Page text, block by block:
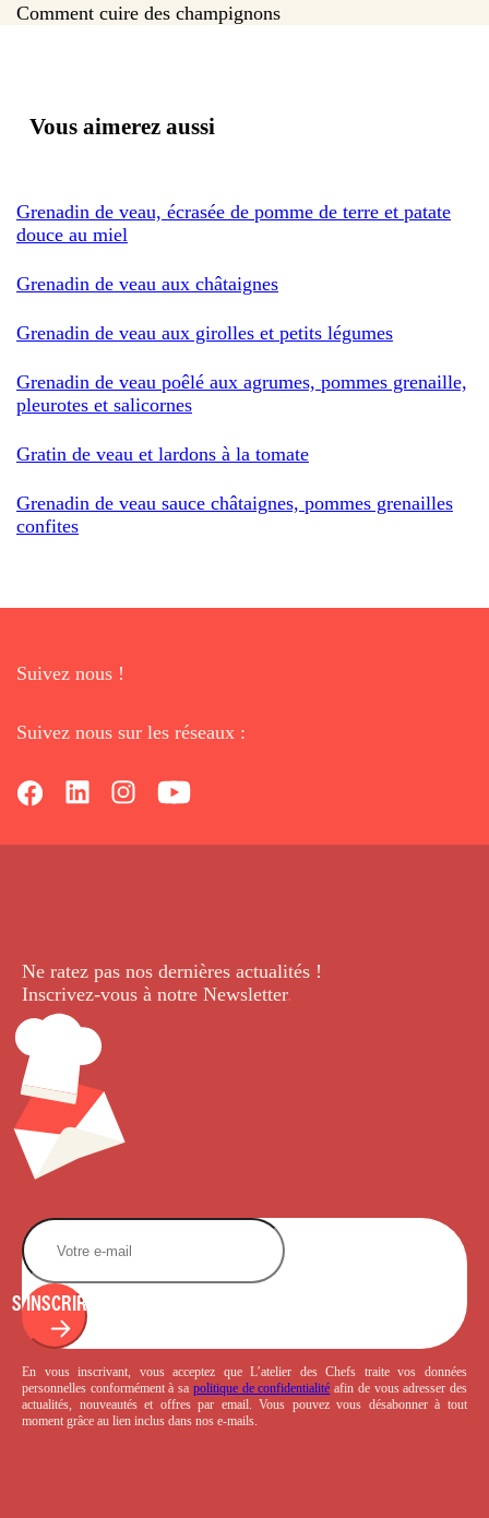
Comment cuire des champignons
Vous aimerez aussi
Grenadin de veau, écrasée de pomme de terre et patate
douce au miel
Grenadin de veau aux châtaignes
Grenadin de veau aux girolles et petits légumes
Grenadin de veau poêlé aux agrumes, pommes grenaille,
pleurotes et salicornes
Gratin de veau et lardons à la tomate
Grenadin de veau sauce châtaignes, pommes grenailles
confites
Suivez nous !
Suivez nous sur les réseaux :
Ne ratez pas nos dernières actualités !
Inscrivez-vous à notre Newsletter.
S'INSCRIRE
En vous inscrivant, vous acceptez que L’atelier des Chefs traite vos données
personnelles conformément à sa politique de confidentialité afin de vous adresser des
actualités, nouveautés et offres par email. Vous pouvez vous désabonner à tout
moment grâce au lien inclus dans nos e-mails.